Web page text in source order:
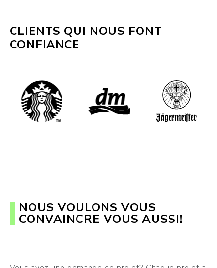
CLIENTS QUI NOUS FONT
CONFIANCE
NOUS VOULONS VOUS
CONVAINCRE VOUS AUSSI!